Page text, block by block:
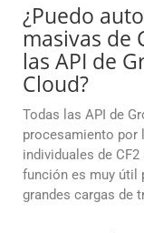
¿Puedo
masivas de
las API de
Cloud?
Todas las API de
procesamiento por
individuales de
función es muy útil
grandes cargas de